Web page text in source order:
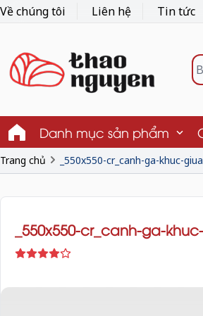
Về chúng tôi Liên hệ Tin tức
Danh mục sản phẩm
Trang chủ _550x550-cr_canh-ga-khuc-
_550x550-cr_canh-ga-